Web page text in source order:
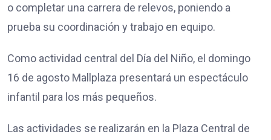
o completar una carrera de relevos, poniendo a
prueba su coordinación y trabajo en equipo.
Como actividad central del Día del Niño, el domingo
16 de agosto Mallplaza presentará un espectáculo
infantil para los más pequeños.
Las actividades se realizarán en la Plaza Central de